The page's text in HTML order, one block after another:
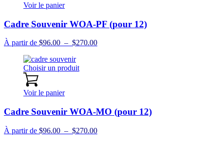
Voir le panier
Cadre Souvenir WOA-PF (pour 12)
À partir de $96.00 – $270.00Plage
Choisir un produit
Voir le panier
Cadre Souvenir WOA-MO (pour 12)
À partir de $96.00 – $270.00Plage